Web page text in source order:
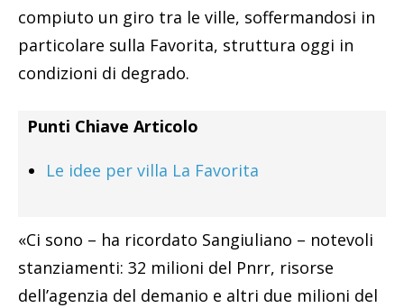
compiuto un giro tra le ville, soffermandosi in
particolare sulla Favorita, struttura oggi in
condizioni di degrado.
Punti Chiave Articolo
Le idee per villa La Favorita
«Ci sono – ha ricordato Sangiuliano – notevoli
stanziamenti: 32 milioni del Pnrr, risorse
dell’agenzia del demanio e altri due milioni del